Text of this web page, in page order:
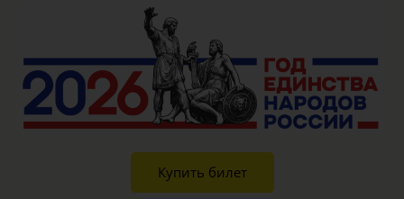
Купить билет